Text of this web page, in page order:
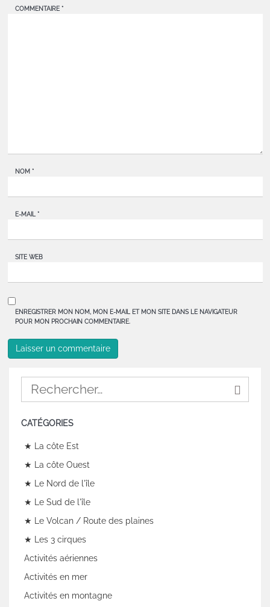
COMMENTAIRE *
NOM *
E-MAIL *
SITE WEB
ENREGISTRER MON NOM, MON E-MAIL ET MON SITE DANS LE NAVIGATEUR
POUR MON PROCHAIN COMMENTAIRE.
CATÉGORIES
★ La côte Est
★ La côte Ouest
★ Le Nord de l'île
★ Le Sud de l'île
★ Le Volcan / Route des plaines
★ Les 3 cirques
Activités aériennes
Activités en mer
Activités en montagne